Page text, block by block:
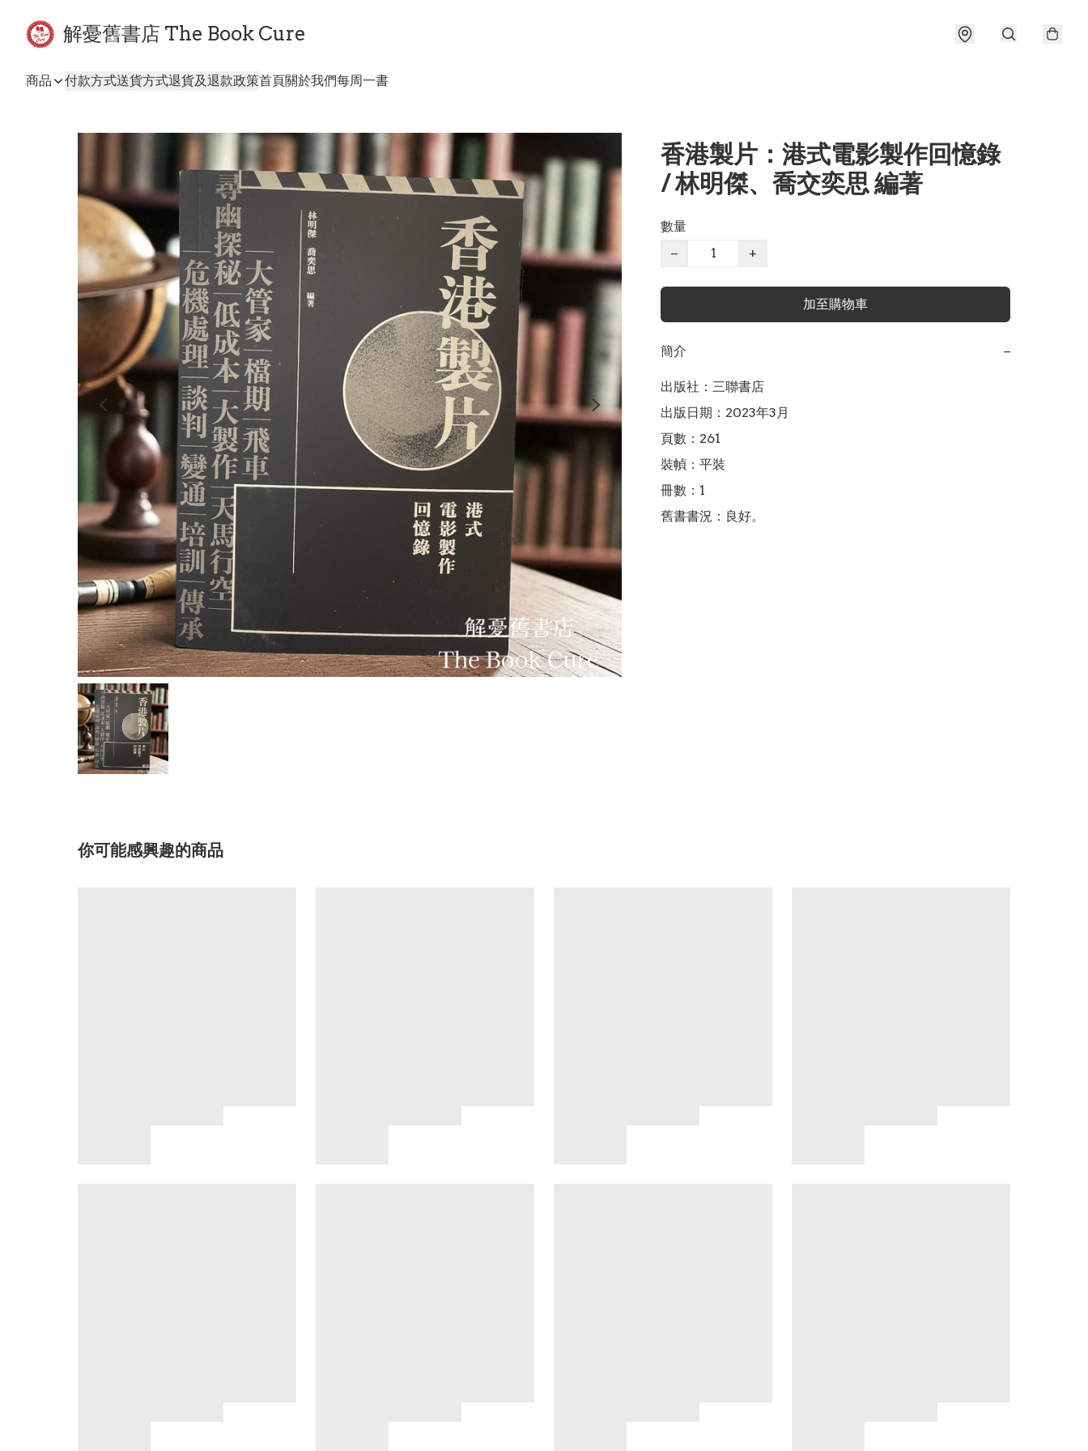
解憂舊書店 The Book Cure
商品 付款方式送貨方式退貨及退款政策首頁關於我們每周一書
香港製片：港式電影製作回憶錄
/ 林明傑、喬交奕思 編著
數量
−
+
加至購物車
簡介 −
出版社：三聯書店
出版日期：2023年3月
頁數：261
裝幀：平裝
冊數：1
舊書書況：良好。
你可能感興趣的商品